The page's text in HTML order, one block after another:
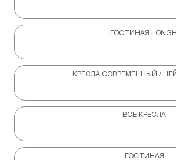
ГОСТИНАЯ LONGHI
КРЕСЛА СОВРЕМЕННЫЙ /
ВСЕ КРЕСЛА
ГОСТИНАЯ